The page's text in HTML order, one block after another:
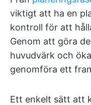
viktigt att ha en
kontroll för att
Genom att göra
huvudvärk och
genomföra ett
Ett enkelt sätt att